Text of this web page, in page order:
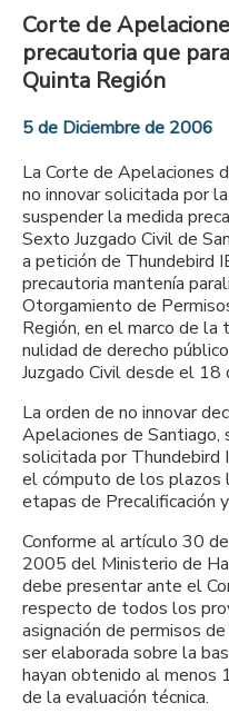
Corte de
precautoria que
Quinta Región
5 de Diciembre de 2006
La Corte de Apelaciones
no innovar solicitada por
suspender la medida
Sexto Juzgado Civil de
a petición de Thundebird
precautoria mantenía
Otorgamiento de
Región, en el marco de la
nulidad de derecho
Juzgado Civil desde el
La orden de no innovar
Apelaciones de Santiago,
solicitada por Thundebird
el cómputo de los plazos
etapas de Precalificación
Conforme al artículo 30
2005 del Ministerio de
debe presentar ante el
respecto de todos los
asignación de permisos
ser elaborada sobre la
hayan obtenido al menos
de la evaluación técnica.